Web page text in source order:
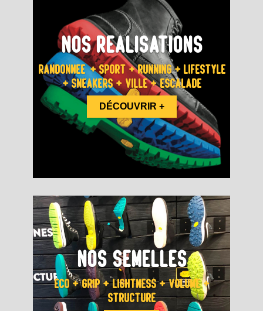
NOS RÉALISATIONS
RANDONNÉE + SPORT + RUNNING + LIFESTYLE
+ SNEAKERS + VILLE + ESCALADE
DÉCOUVRIR +
NOS SEMELLES
ECO + GRIP + LIGHTNESS + VOLUME +
STRUCTURE